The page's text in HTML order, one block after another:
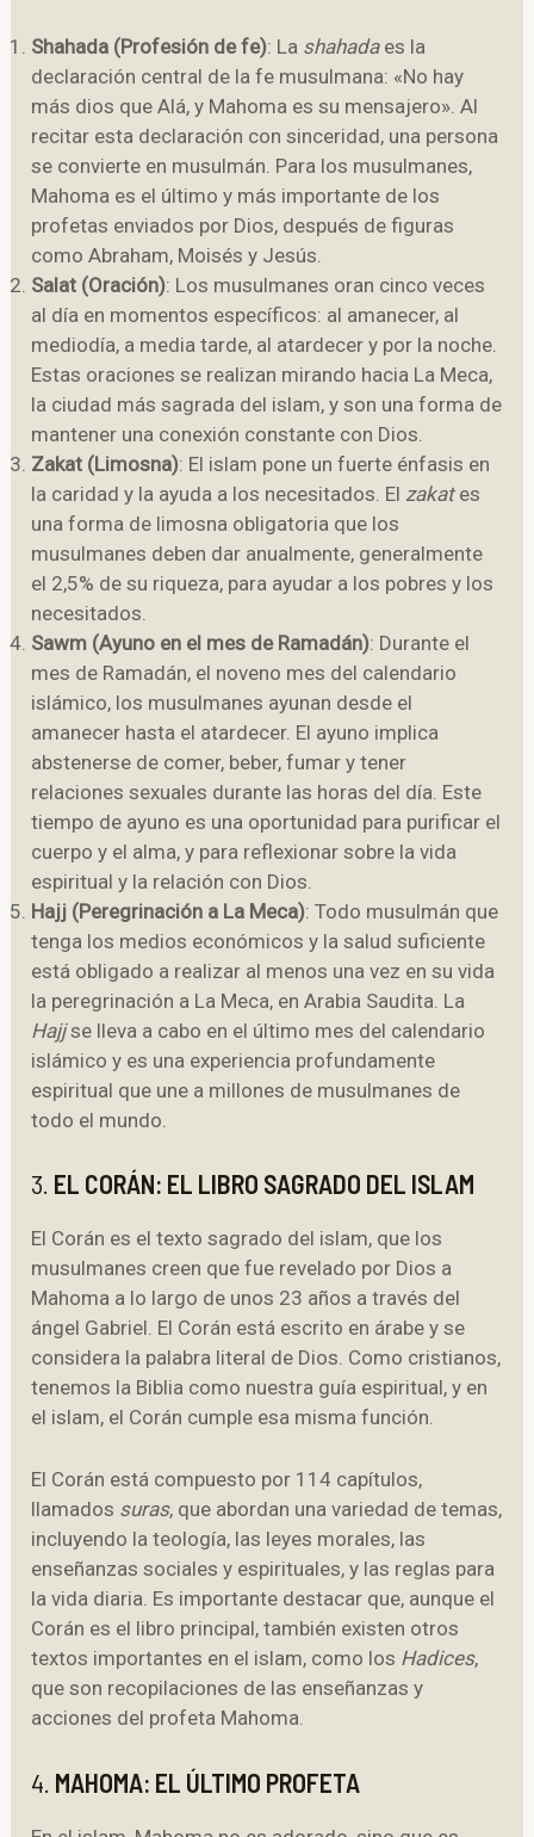
Shahada (Profesión de fe): La shahadaes la
declaración central de la fe musulmana: «No hay
más dios que Alá, y Mahoma es su mensajero». Al
recitar esta declaración con sinceridad, una persona
se convierte en musulmán. Para los musulmanes,
Mahoma es el último y más importante de los
profetas enviados por Dios, después de figuras
como Abraham, Moisés y Jesús.
Salat (Oración): Los musulmanes oran cinco veces
al día en momentos específicos: al amanecer, al
mediodía, a media tarde, al atardecer y por la noche.
Estas oraciones se realizan mirando hacia La Meca,
la ciudad más sagrada del islam, y son una forma de
mantener una conexión constante con Dios.
Zakat (Limosna): El islam pone un fuerte énfasis en
la caridad y la ayuda a los necesitados. El zakates
una forma de limosna obligatoria que los
musulmanes deben dar anualmente, generalmente
el 2,5% de su riqueza, para ayudar a los pobres y los
necesitados.
Sawm (Ayuno en el mes de Ramadán): Durante el
mes de Ramadán, el noveno mes del calendario
islámico, los musulmanes ayunan desde el
amanecer hasta el atardecer. El ayuno implica
abstenerse de comer, beber, fumar y tener
relaciones sexuales durante las horas del día. Este
tiempo de ayuno es una oportunidad para purificar el
cuerpo y el alma, y para reflexionar sobre la vida
espiritual y la relación con Dios.
Hajj (Peregrinación a La Meca): Todo musulmán que
tenga los medios económicos y la salud suficiente
está obligado a realizar al menos una vez en su vida
la peregrinación a La Meca, en Arabia Saudita. La
Hajjse lleva a cabo en el último mes del calendario
islámico y es una experiencia profundamente
espiritual que une a millones de musulmanes de
todo el mundo.
3. EL CORÁN: EL LIBRO SAGRADO DEL ISLAM
El Corán es el texto sagrado del islam, que los
musulmanes creen que fue revelado por Dios a
Mahoma a lo largo de unos 23 años a través del
ángel Gabriel. El Corán está escrito en árabe y se
considera la palabra literal de Dios. Como cristianos,
tenemos la Biblia como nuestra guía espiritual, y en
el islam, el Corán cumple esa misma función.
El Corán está compuesto por 114 capítulos,
llamados suras, que abordan una variedad de temas,
incluyendo la teología, las leyes morales, las
enseñanzas sociales y espirituales, y las reglas para
la vida diaria. Es importante destacar que, aunque el
Corán es el libro principal, también existen otros
textos importantes en el islam, como los Hadices,
que son recopilaciones de las enseñanzas y
acciones del profeta Mahoma.
4. MAHOMA: EL ÚLTIMO PROFETA